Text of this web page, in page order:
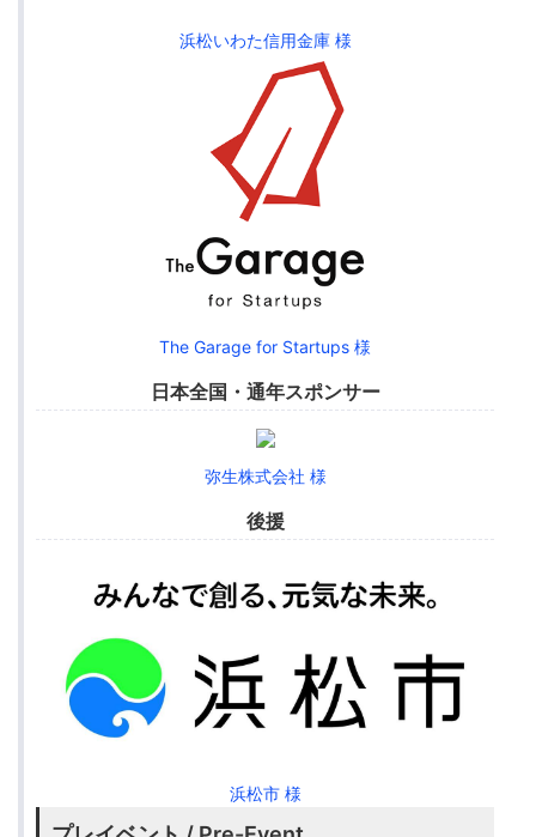
浜松いわた信用金庫 様
The Garage for Startups 様
日本全国・通年スポンサー
弥生株式会社 様
後援
浜松市 様